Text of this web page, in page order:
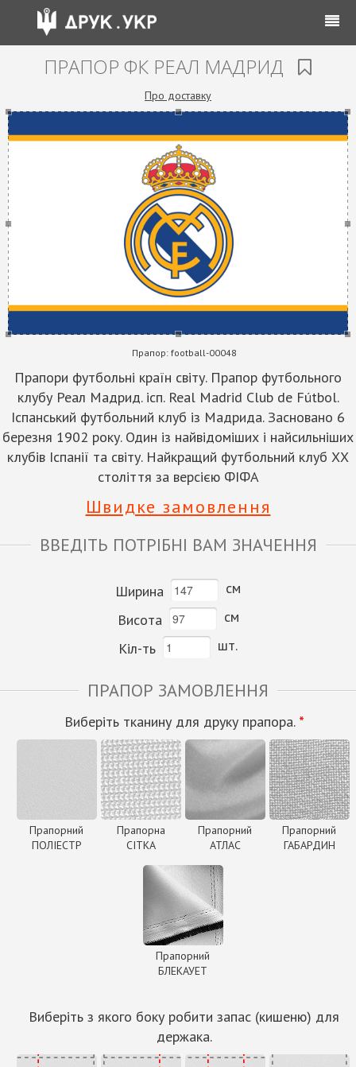
ПРАПОР ФК РЕАЛ МАДРИД
Про доставку
Прапор:football-00048
Прапори футбольні країн світу. Прапор футбольного
клубу Реал Мадрид. ісп. Real Madrid Club de Fútbol.
Іспанський футбольний клуб із Мадрида. Засновано 6
березня 1902 року. Один із найвідоміших і найсильніших
клубів Іспанії та світу. Найкращий футбольний клуб ХХ
століття за версією ФІФА
Швидке замовлення
ВВЕДІТЬ ПОТРІБНІ ВАМ ЗНАЧЕННЯ
Ширина
см
Висота
см
Кіл-ть
шт.
ПРАПОР ЗАМОВЛЕННЯ
Виберіть тканину для друку прапора. *
Прапорний
ПОЛІЕСТР
Прапорна
СІТКА
Прапорний
АТЛАС
Прапорний
ГАБАРДИН
Прапорний
БЛЕКАУЕТ
Виберіть з якого боку робити запас (кишеню) для
держака.